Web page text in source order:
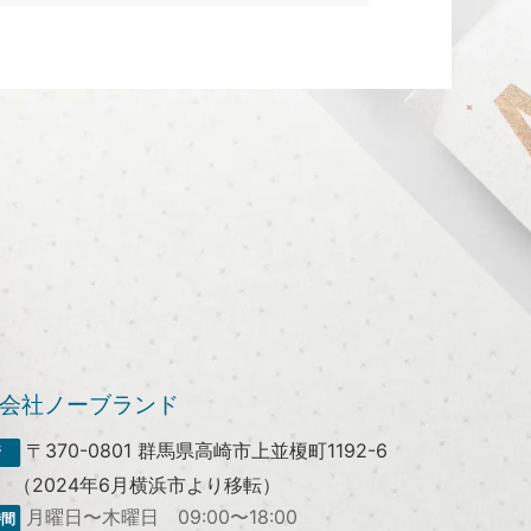
社ノーブランド
〒370-0801 群馬県高崎市上並榎町1192-6
（2024年6月横浜市より移転）
月曜日〜木曜日 09:00〜18:00